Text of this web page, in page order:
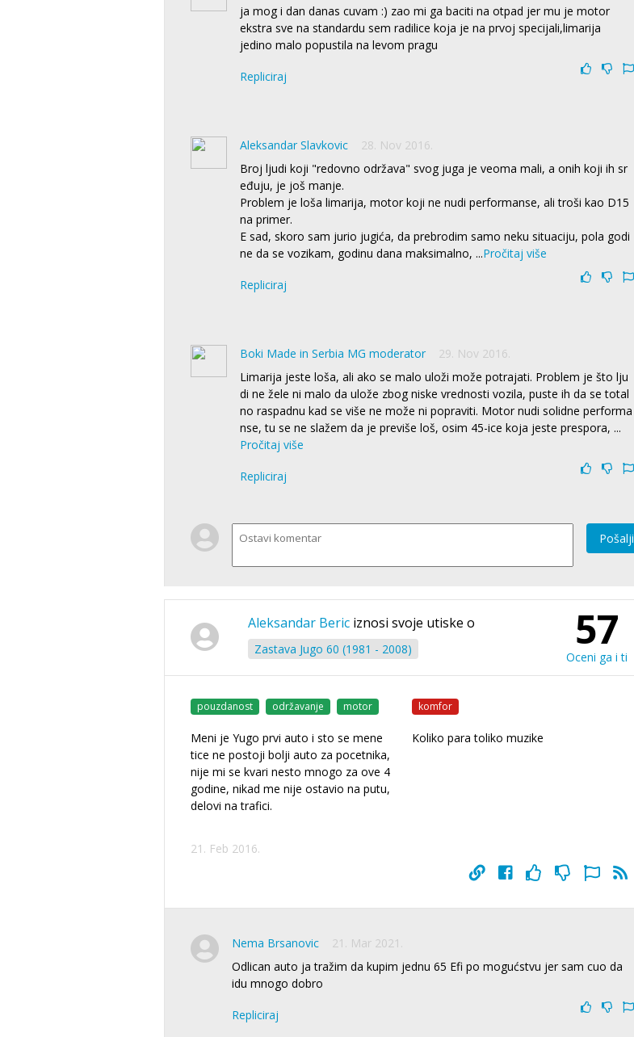
ja mog i dan danas cuvam :) zao mi ga baciti na otpad jer mu je motor
ekstra sve na standardu sem radilice koja je na prvoj specijali,limarija
jedino malo popustila na levom pragu
Repliciraj
Aleksandar Slavkovic
28. Nov 2016.
Broj ljudi koji "redovno održava" svog juga je veoma mali, a onih koji ih sr
eđuju, je još manje.
Problem je loša limarija, motor koji ne nudi performanse, ali troši kao D15
na primer.
E sad, skoro sam jurio jugića, da prebrodim samo neku situaciju, pola godi
ne da se vozikam, godinu dana maksimalno, ...Pročitaj više
Repliciraj
Boki Made in Serbia MG moderator
29. Nov 2016.
Limarija jeste loša, ali ako se malo uloži može potrajati. Problem je što lju
di ne žele ni malo da ulože zbog niske vrednosti vozila, puste ih da se total
no raspadnu kad se više ne može ni popraviti. Motor nudi solidne performa
nse, tu se ne slažem da je previše loš, osim 45-ice koja jeste prespora, ...
Pročitaj više
Repliciraj
Pošalji
Aleksandar Beric iznosi svoje utiske o
Zastava Jugo 60 (1981 - 2008) 57
Oceni ga i ti
pouzdanost održavanje motor
Meni je Yugo prvi auto i sto se mene
tice ne postoji bolji auto za pocetnika,
nije mi se kvari nesto mnogo za ove 4
godine, nikad me nije ostavio na putu,
delovi na trafici.
komfor
Koliko para toliko muzike
21. Feb 2016.
Nema Brsanovic
21. Mar 2021.
Odlican auto ja tražim da kupim jednu 65 Efi po mogućstvu jer sam cuo da
idu mnogo dobro
Repliciraj